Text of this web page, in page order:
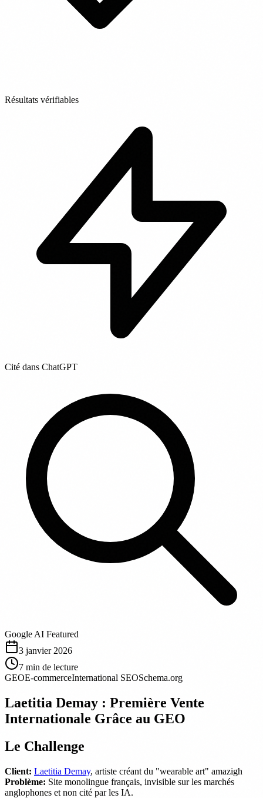
Résultats vérifiables
Cité dans ChatGPT
Google AI Featured
3 janvier 2026
7 min de lecture
GEOE-commerceInternational SEOSchema.org
Laetitia Demay : Première Vente
Internationale Grâce au GEO
Le Challenge
Client: Laetitia Demay, artiste créant du "wearable art" amazigh
Problème: Site monolingue français, invisible sur les marchés
anglophones et non cité par les IA.